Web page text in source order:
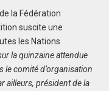
la Fédération
suscite une
les Nations
la quinzaine attendue
le comité d’organisation
ailleurs, président de la